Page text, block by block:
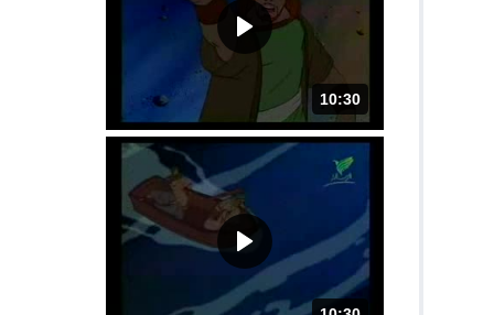
المدة: دقائق و 30 ثواني.